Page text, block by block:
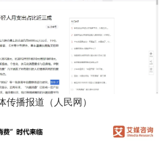
传播报道（人民网）